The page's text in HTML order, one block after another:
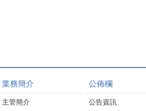
業務簡介
主管簡介
公佈欄
公告資訊